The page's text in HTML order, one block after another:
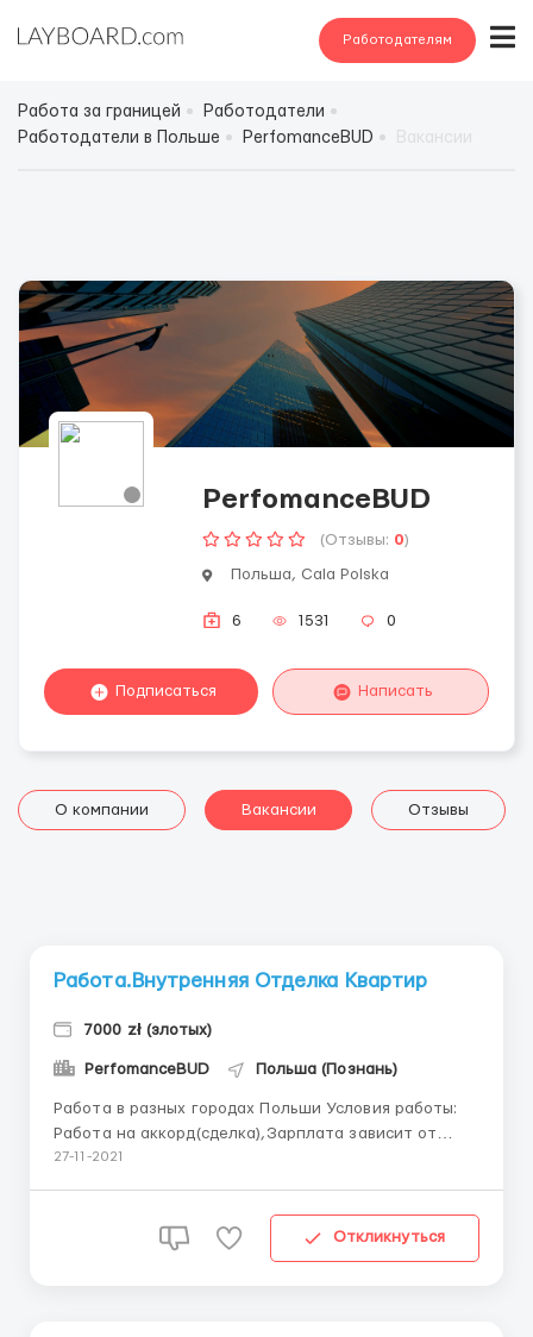
Работодателям
Работа за границей
Работодатели
Работодатели в Польше
PerfomanceBUD
PerfomanceBUD
(Отзывы: 0)
Польша, Cala Polska
6 1531 0
Подписаться Написать
О компании Вакансии Отзывы
Работа.Внутренняя Отделка Квартир
7000 zł (злотых)
PerfomanceBUD Польша (Познань)
Работа в разных городах Польши Условия работы:
Работа на аккорд(сделка),Зарплата зависит от
выполненного объёма работ,в среднем,5000-7000
предоставляем и оплачиваем,проживание в хороших
27-11-2021
Откликнуться